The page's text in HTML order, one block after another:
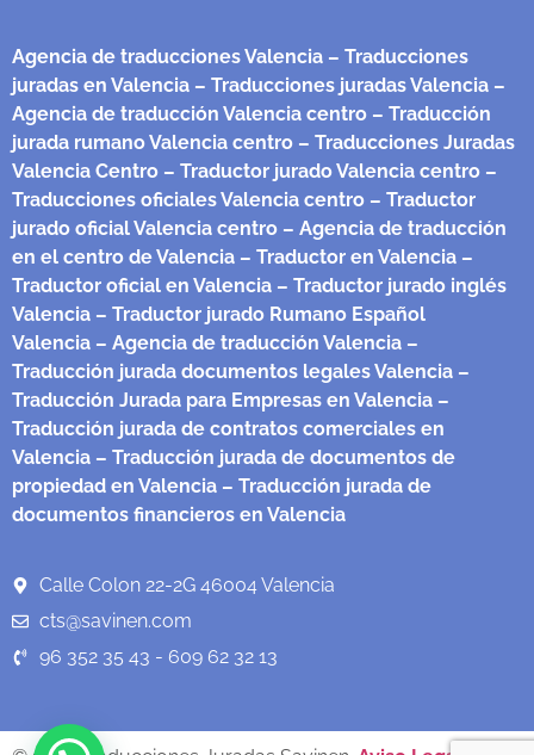
Agencia de traducciones Valencia – Traducciones
juradas en Valencia – Traducciones juradas Valencia –
Agencia de traducción Valencia centro – Traducción
jurada rumano Valencia centro – Traducciones Juradas
Valencia Centro – Traductor jurado Valencia centro –
Traducciones oficiales Valencia centro – Traductor
jurado oficial Valencia centro – Agencia de traducción
en el centro de Valencia – Traductor en Valencia –
Traductor oficial en Valencia – Traductor jurado inglés
Valencia – Traductor jurado Rumano Español
Valencia – Agencia de traducción Valencia –
Traducción jurada documentos legales Valencia –
Traducción Jurada para Empresas en Valencia –
Traducción jurada de contratos comerciales en
Valencia – Traducción jurada de documentos de
propiedad en Valencia – Traducción jurada de
documentos financieros en Valencia
Calle Colon 22-2G 46004 Valencia
cts@savinen.com
96 352 35 43 - 609 62 32 13